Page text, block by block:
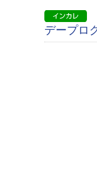
デープロ